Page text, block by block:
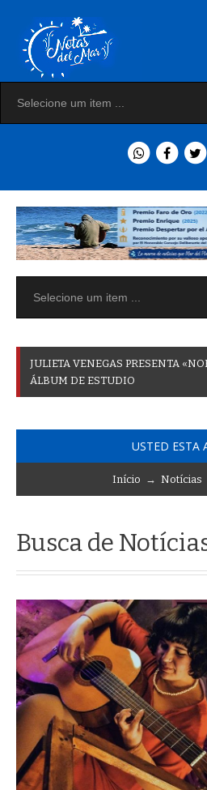
JULIETA VENEGAS PRESENTA «NO
ÁLBUM DE ESTUDIO
USTED ESTA
Início → Notícias
Busca de